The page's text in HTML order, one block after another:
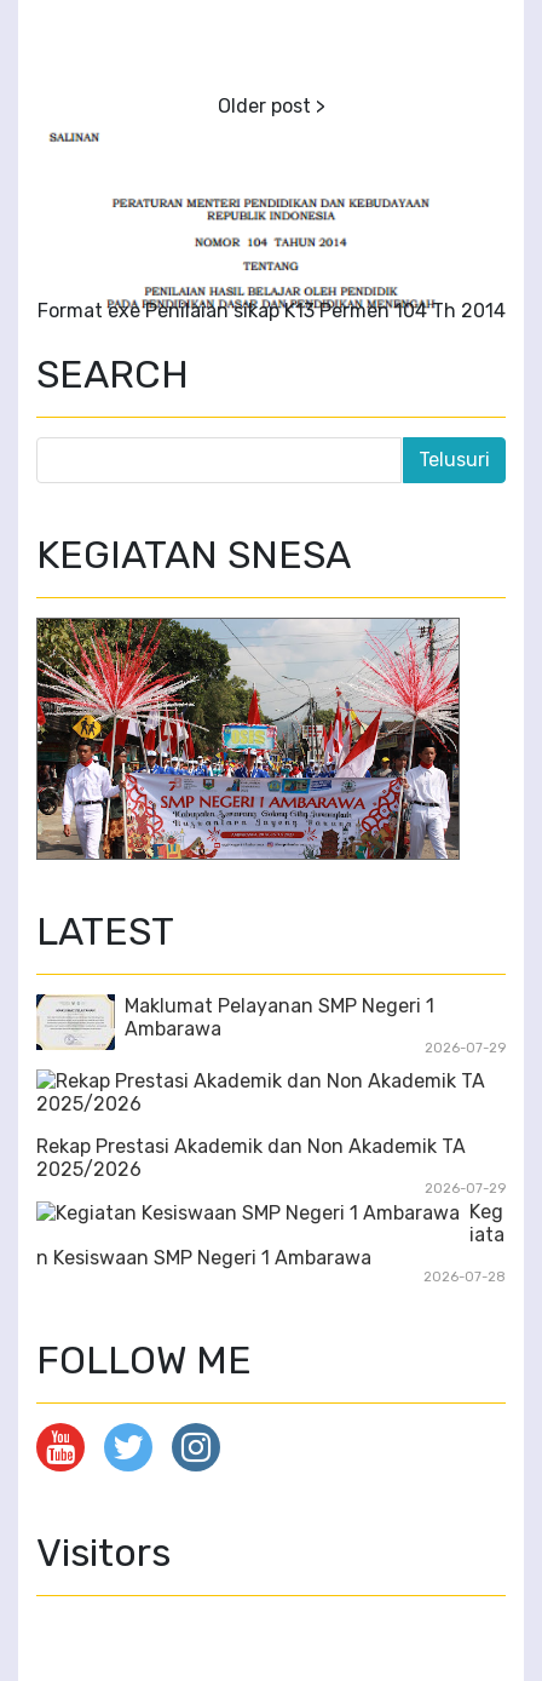
Format exe Penilaian sikap K13 Permen 104 Th 2014
SEARCH
KEGIATAN SNESA
LATEST
Maklumat Pelayanan SMP Negeri 1
Ambarawa
2026-07-29
Rekap Prestasi Akademik dan Non Akademik TA
2025/2026
2026-07-29
Keg
iata
n Kesiswaan SMP Negeri 1 Ambarawa
2026-07-28
FOLLOW ME
Visitors